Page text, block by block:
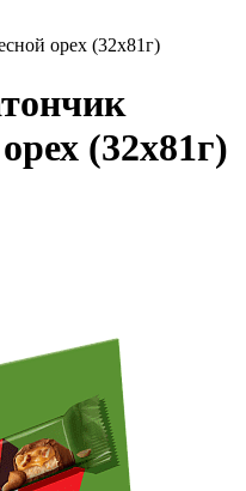
орех (32х81г)
(32х81г)